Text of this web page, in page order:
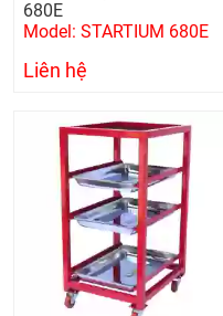
680E
Model: STARTIUM 680E
Liên hệ